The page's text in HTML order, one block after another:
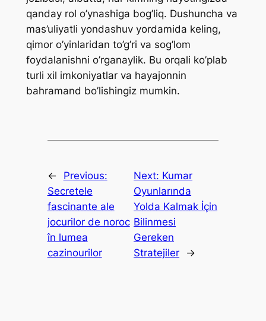
qanday rol o’ynashiga bog’liq. Dushuncha va
mas’uliyatli yondashuv yordamida keling,
qimor o’yinlaridan to’g’ri va sog’lom
foydalanishni o’rganaylik. Bu orqali ko’plab
turli xil imkoniyatlar va hayajonnin
bahramand bo’lishingiz mumkin.
←
Previous:
Secretele
fascinante ale
jocurilor de noroc
în lumea
cazinourilor
Next: Kumar
Oyunlarında
Yolda Kalmak İçin
Bilinmesi
Gereken
Stratejiler
→